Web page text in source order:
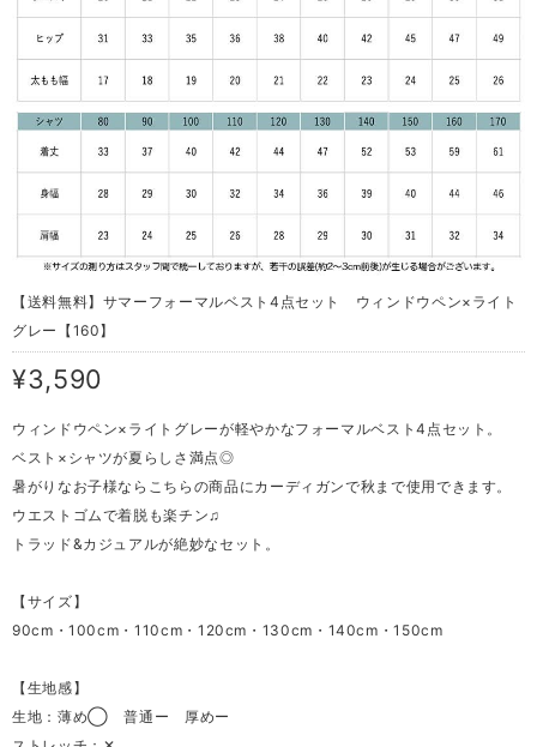
【送料無料】サマーフォーマルベスト4点セット ウィンドウペン×ライト
グレー【160】
¥3,590
ウィンドウペン×ライトグレーが軽やかなフォーマルベスト4点セット。
ベスト×シャツが夏らしさ満点◎
暑がりなお子様ならこちらの商品にカーディガンで秋まで使用できます。
ウエストゴムで着脱も楽チン♫
トラッド&カジュアルが絶妙なセット。
【サイズ】
90cm・100cm・110cm・120cm・130cm・140cm・150cm
【生地感】
生地：薄め◯ 普通ー 厚めー